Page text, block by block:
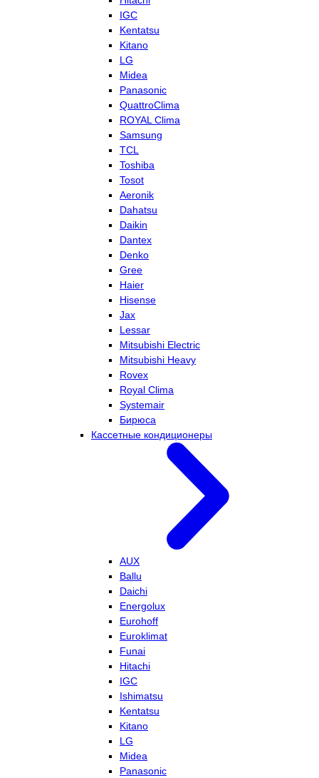
IGC
Kentatsu
Kitano
LG
Midea
Panasonic
QuattroClima
ROYAL Clima
Samsung
TCL
Toshiba
Tosot
Aeronik
Dahatsu
Daikin
Dantex
Denko
Gree
Haier
Hisense
Jax
Lessar
Mitsubishi Electric
Mitsubishi Heavy
Rovex
Royal Clima
Systemair
Бирюса
Кассетные кондиционеры
AUX
Ballu
Daichi
Energolux
Eurohoff
Euroklimat
Funai
Hitachi
IGC
Ishimatsu
Kentatsu
Kitano
LG
Midea
Panasonic